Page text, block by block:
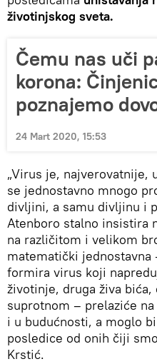
životinjskog sveta.
Čemu nas uči
korona:
poznajemo
24 Mart 2020, 15:53
„Virus je, najverovatnije,
se jednostavno mnogo
divljini, a samu divljinu i
Atenboro stalno insistira
na različitom i velikom
matematički
formira virus koji
životinje, druga živa
suprotnom – prelaziće
i u budućnosti, a moglo
posledice od onih čiji
Krstić.